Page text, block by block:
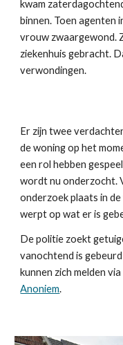
kwam
binnen. Toen agenten
vrouw zwaargewond.
ziekenhuis gebracht.
verwondingen.
Er zijn twee
de woning op het
een rol hebben
wordt nu onderzocht.
onderzoek plaats in
werpt op wat er is
De politie zoekt
vanochtend is
kunnen zich melden
Anoniem.